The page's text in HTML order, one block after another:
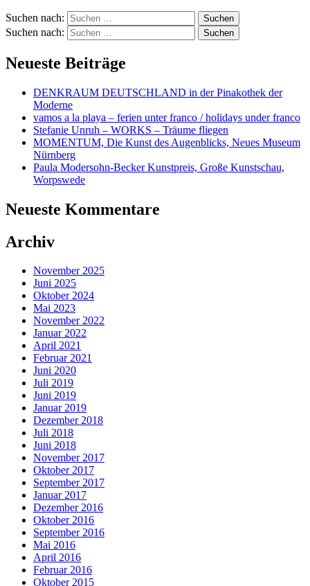
Suchen nach:
Suchen nach:
Neueste Beiträge
DENKRAUM DEUTSCHLAND in der Pinakothek der
Moderne
vamos a la playa – ferien unter franco / holidays under franco
Stefanie Unruh – WORKS – Träume fliegen
MOMENTUM, Die Kunst des Augenblicks, Neues Museum
Nürnberg
Paula Modersohn-Becker Kunstpreis, Große Kunstschau,
Worpswede
Neueste Kommentare
Archiv
November 2025
Juni 2025
Oktober 2024
Mai 2023
November 2022
Januar 2022
April 2021
Februar 2021
Juni 2020
Juli 2019
Juni 2019
Januar 2019
Dezember 2018
Juli 2018
Juni 2018
November 2017
Oktober 2017
September 2017
Januar 2017
Dezember 2016
Oktober 2016
September 2016
Mai 2016
April 2016
Februar 2016
Oktober 2015